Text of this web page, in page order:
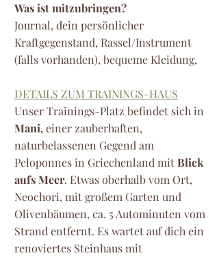
Was ist mitzubringen?
Journal, dein persönlicher
Kraftgegenstand, Rassel/Instrument
(falls vorhanden), bequeme Kleidung,
DETAILS ZUM TRAININGS-HAUS
Unser Trainings-Platz befindet sich in
Mani,einer zauberhaften,
naturbelassenen Gegend am
Peloponnes in Griechenland mitBlick
aufs Meer. Etwas oberhalb vom Ort,
Neochori, mit großem Garten und
Olivenbäumen, ca. 5 Autominuten vom
Strand entfernt. Es wartet auf dich ein
renoviertes Steinhaus mit